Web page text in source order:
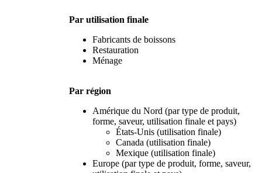
Par utilisation finale
Fabricants de boissons
Restauration
Ménage
Par région
Amérique du Nord (par type de produit,
forme, saveur, utilisation finale et pays)
États-Unis (utilisation finale)
Canada (utilisation finale)
Mexique (utilisation finale)
Europe (par type de produit, forme, saveur,